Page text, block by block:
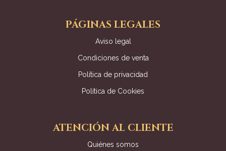
PÁGINAS LEGALES
Aviso legal
Condiciones de venta
Política de privacidad
Política de Cookies
ATENCIÓN AL CLIENTE
Quiénes somos